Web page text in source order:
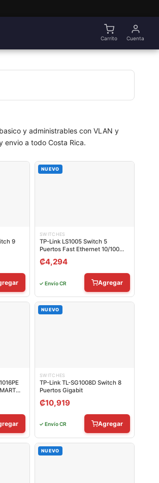
Carrito Cuenta
y administrables con VLAN y
envio a todo Costa Rica.
9
NUEVO
SWITCHES
TP-Link LS1005 Switch 5
Puertos Fast Ethernet 10/100
Mbps
₡4,294
✓ Envío CR Agregar
NUEVO
SWITCHES
TP-Link TL-SG1008D Switch 8
Puertos Gigabit
₡10,919
✓ Envío CR Agregar
NUEVO